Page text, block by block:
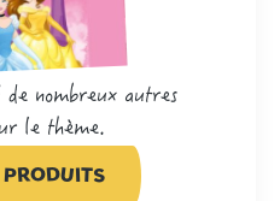
nombreux autres
le thème.